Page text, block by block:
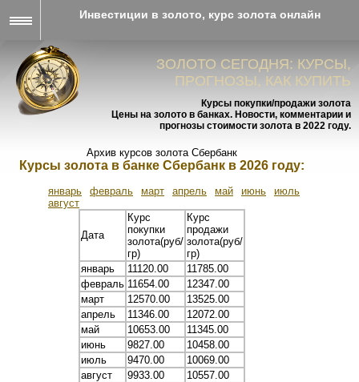
Инвестиции в золото, курс золота онлайн
ЗОЛОТО СЕГОДНЯ: КУРСЫ,
ПРОГНОЗЫ, КАК КУПИТЬ
Курсы покупки/продажи золота
Цены на золото в банках. Новости, комментарии и
прогнозы стоимости золота в 2022 году.
Архив курсов золота Сбербанк
Курсы золота в банке Сбербанк в 2026 году:
январь февраль март апрель май июнь
июль
август
Дата
Курс
покупки
золота(руб/
гр)
Курс
продажи
золота(руб/
гр)
январь
11120.00
11785.00
февраль 11654.00
12347.00
март
12570.00
13525.00
апрель
11346.00
12072.00
май
10653.00
11345.00
июнь
9827.00
10458.00
июль
9470.00
10069.00
август
9933.00 10557.00